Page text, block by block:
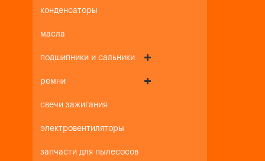
конденсаторы
масла
подшипники и сальники
ремни
свечи зажигания
электровентиляторы
запчасти для пылесосов